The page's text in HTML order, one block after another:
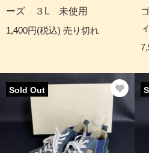
ーズ ３L 未使用
1,400円(税込) 売り切れ
Sold Out